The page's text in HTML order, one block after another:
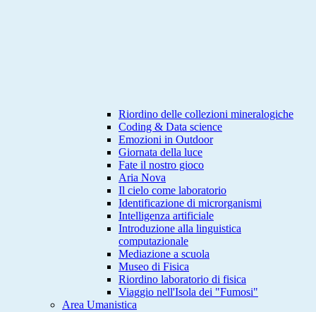
Riordino delle collezioni mineralogiche
Coding & Data science
Emozioni in Outdoor
Giornata della luce
Fate il nostro gioco
Aria Nova
Il cielo come laboratorio
Identificazione di microrganismi
Intelligenza artificiale
Introduzione alla linguistica
computazionale
Mediazione a scuola
Museo di Fisica
Riordino laboratorio di fisica
Viaggio nell'Isola dei "Fumosi"
Area Umanistica